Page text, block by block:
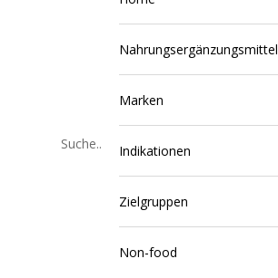
Nahrungsergänzungsmittel
Marken
Indikationen
Zielgruppen
Non-food